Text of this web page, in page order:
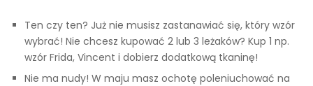
Ten czy ten? Już nie musisz zastanawiać się, który wzór
wybrać! Nie chcesz kupować 2 lub 3 leżaków? Kup 1 np.
wzór Frida, Vincent i dobierz dodatkową tkaninę!
Nie ma nudy! W maju masz ochotę poleniuchować na